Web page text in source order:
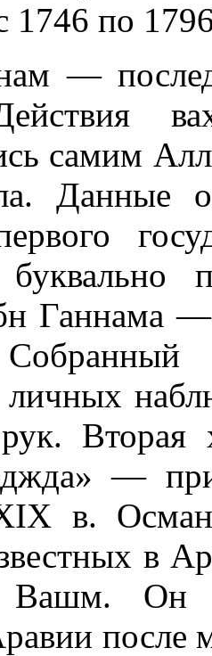
1746 по
—
самим
Данные
Ганнама
личных
—
в.
в
Вашм. Он
после